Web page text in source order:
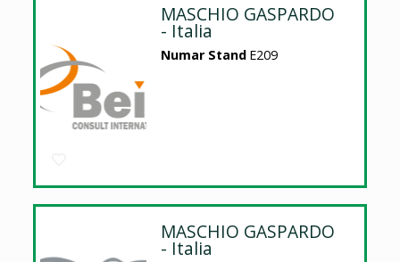
MASCHIO GASPARDO
- Italia
Numar Stand E209
MASCHIO GASPARDO
- Italia